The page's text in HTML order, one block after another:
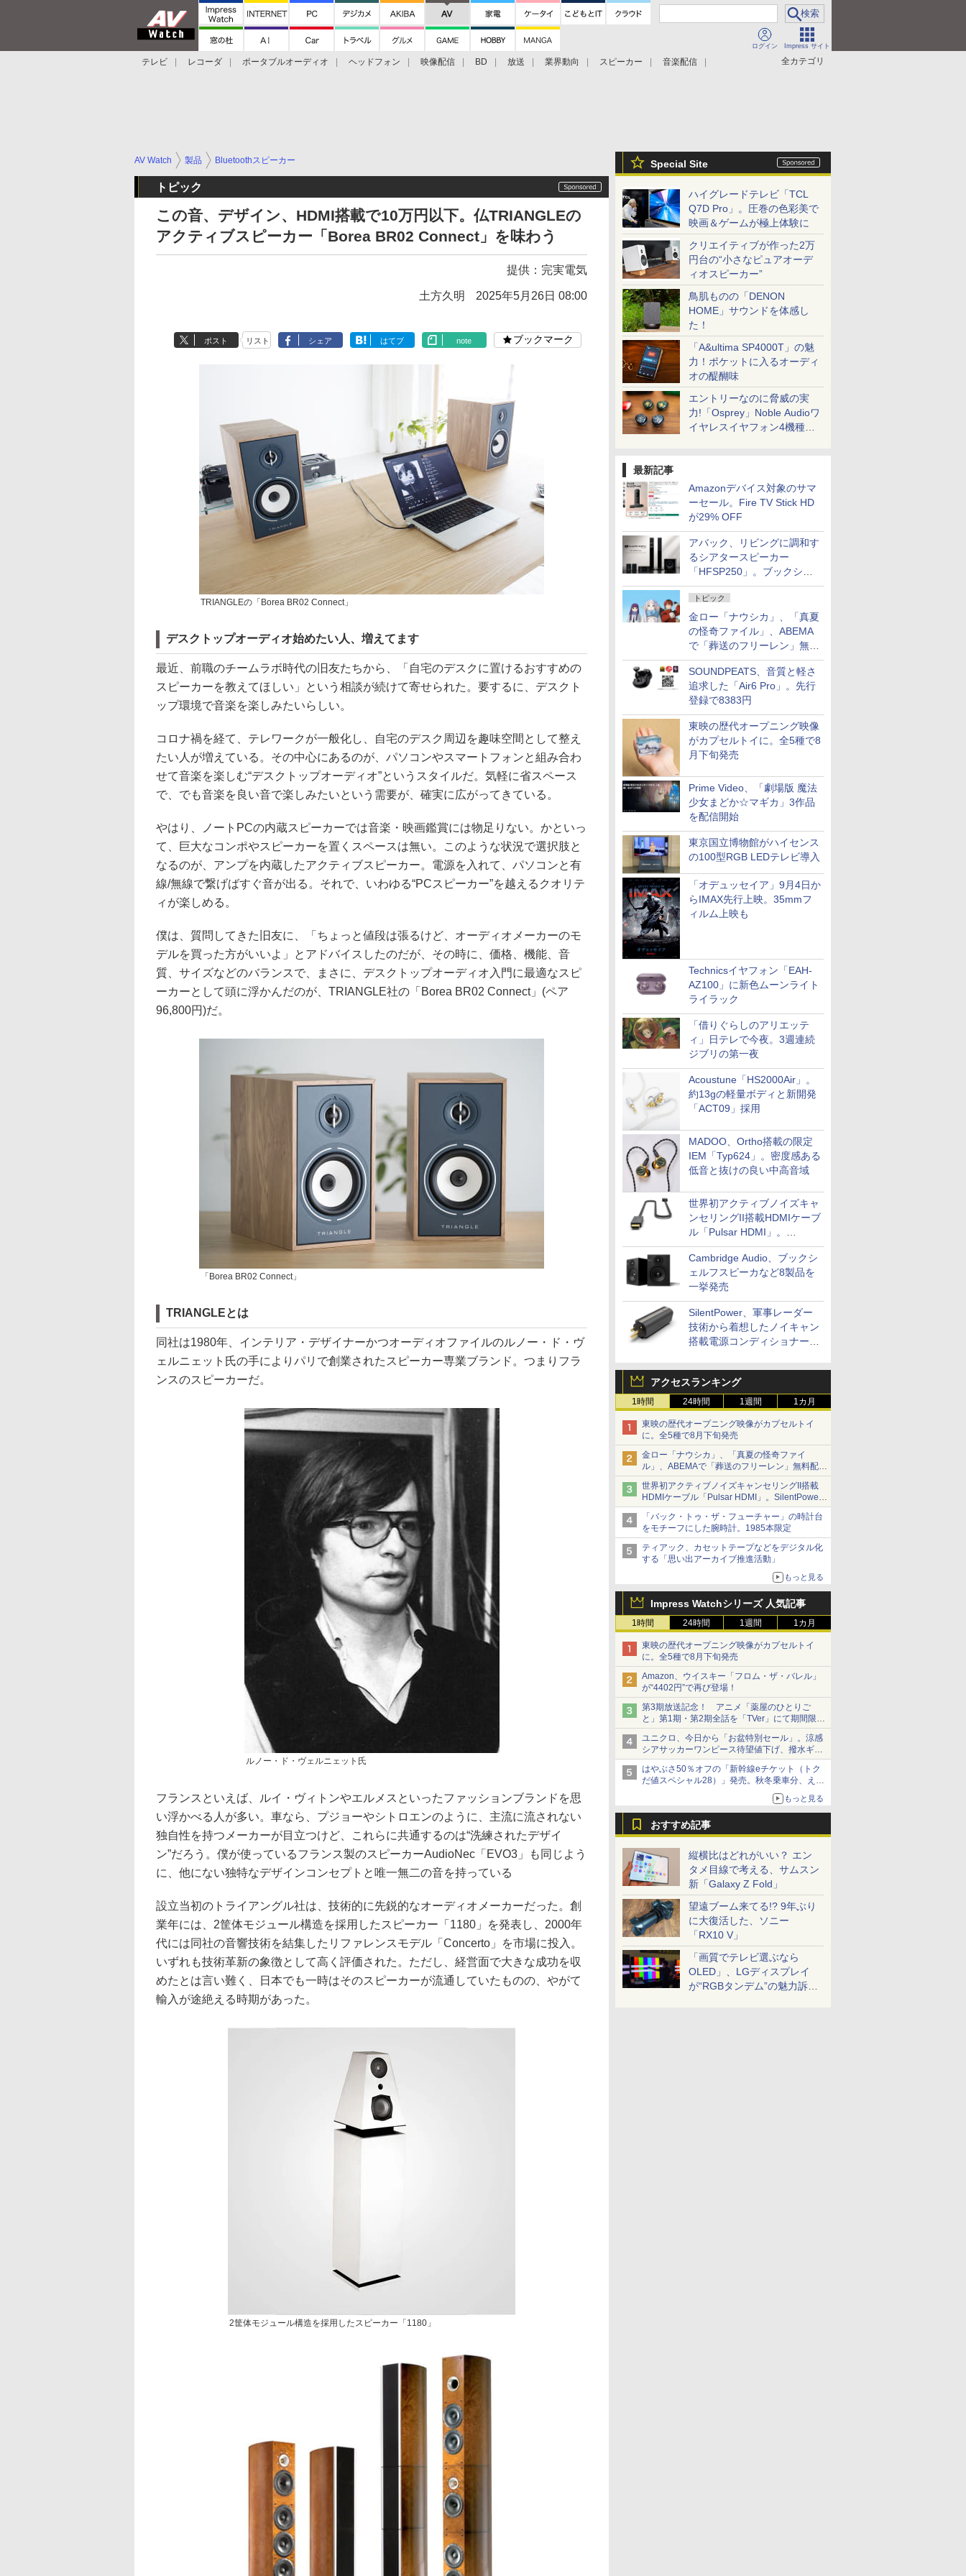
ログイン Impress サイト
全カテゴリ
テレビ レコーダ ポータブルオーディオ ヘッドフォン 映像配信 BD 放送 業界動向 スピーカー
音楽配信
Special Site
ハイグレードテレビ「TCL
Q7D Pro」。圧巻の色彩美で
映画＆ゲームが極上体験に
クリエイティブが作った2万
円台の“小さなピュアオーデ
ィオスピーカー”
鳥肌ものの「DENON
HOME」サウンドを体感し
た！
「A&ultima SP4000T」の魅
力！ポケットに入るオーディ
オの醍醐味
エントリーなのに脅威の実
力!「Osprey」Noble Audioワ
イヤレスイヤフォン4機種を
最新記事
Amazonデバイス対象のサマ
ーセール。Fire TV Stick HD
が29% OFF
アバック、リビングに調和す
るシアタースピーカー
「HFSP250」。ブックシェ
ルフはペア3万円以下
トピック
金ロー「ナウシカ」、「真夏
の怪奇ファイル」、ABEMA
で「葬送のフリーレン」無料
配信など。夏の特番・配信情
報
SOUNDPEATS、音質と軽さ
追求した「Air6 Pro」。先行
登録で8383円
東映の歴代オープニング映像
がカプセルトイに。全5種で8
月下旬発売
Prime Video、「劇場版 魔法
少女まどか☆マギカ」3作品
を配信開始
東京国立博物館がハイセンス
の100型RGB LEDテレビ導入
「オデュッセイア」9月4日か
らIMAX先行上映。35mmフ
ィルム上映も
Technicsイヤフォン「EAH-
AZ100」に新色ムーンライト
ライラック
「借りぐらしのアリエッテ
ィ」日テレで今夜。3週連続
ジブリの第一夜
Acoustune「HS2000Air」。
約13gの軽量ボディと新開発
「ACT09」採用
MADOO、Ortho搭載の限定
IEM「Typ624」。密度感ある
低音と抜けの良い中高音域
世界初アクティブノイズキャ
ンセリングII搭載HDMIケーブ
ル「Pulsar HDMI」。
SilentPowerから
Cambridge Audio、ブックシ
ェルフスピーカなど8製品を
一挙発売
SilentPower、軍事レーダー
技術から着想したノイキャン
搭載電源コンディショナー
アクセスランキング
1時間 24時間 1週間 1カ月
東映の歴代オープニング映像がカプセルトイ
に。全5種で8月下旬発売
金ロー「ナウシカ」、「真夏の怪奇ファイ
ル」、ABEMAで「葬送のフリーレン」無料配信
など。夏の特番・配信情報
世界初アクティブノイズキャンセリングII搭載
HDMIケーブル「Pulsar HDMI」。SilentPower
から
「バック・トゥ・ザ・フューチャー」の時計台
をモチーフにした腕時計。1985本限定
ティアック、カセットテープなどをデジタル化
する「思い出アーカイブ推進活動」
もっと見る
Impress Watchシリーズ 人気記事
1時間 24時間 1週間 1カ月
東映の歴代オープニング映像がカプセルトイ
に。全5種で8月下旬発売
Amazon、ウイスキー「フロム・ザ・バレル」
が“4402円”で再び登場！
第3期放送記念！ アニメ「薬屋のひとりご
と」第1期・第2期全話を「TVer」にて期間限定
で順次無料配信開始
ユニクロ、今日から「お盆特別セール」。涼感
シアサッカーワンピース待望値下げ、撥水ギア
ショーツは1990円に
はやぶさ50％オフの「新幹線eチケット（トク
だ値スペシャル28）」発売。秋冬乗車分、えき
もっと見る
おすすめ記事
縦横比はどれがいい？ エン
タメ目線で考える、サムスン
新「Galaxy Z Fold」
望遠ブーム来てる!? 9年ぶり
に大復活した、ソニー
「RX10 V」
「画質でテレビ選ぶなら
OLED」、LGディスプレイ
が“RGBタンデム”の魅力訴
AV Watch 製品 Bluetoothスピーカー
トピック
この音、デザイン、HDMI搭載で10万円以下。仏TRIANGLEの
アクティブスピーカー「Borea BR02 Connect」を味わう
提供： 完実電気
土方久明 2025年5月26日 08:00
ポスト リスト シェア はてブ note ブックマーク
TRIANGLEの「Borea BR02 Connect」
デスクトップオーディオ始めたい人、増えてます
最近、前職のチームラボ時代の旧友たちから、「自宅のデスクに置けるおすすめの
スピーカーを教えてほしい」という相談が続けて寄せられた。要するに、デスクト
ップ環境で音楽を楽しみたいらしい。
コロナ禍を経て、テレワークが一般化し、自宅のデスク周辺を趣味空間として整え
たい人が増えている。その中心にあるのが、パソコンやスマートフォンと組み合わ
せて音楽を楽しむ“デスクトップオーディオ”というスタイルだ。気軽に省スペース
で、でも音楽を良い音で楽しみたいという需要が、確実に広がってきている。
やはり、ノートPCの内蔵スピーカーでは音楽・映画鑑賞には物足りない。かといっ
て、巨大なコンポやスピーカーを置くスペースは無い。このような状況で選択肢と
なるのが、アンプを内蔵したアクティブスピーカー。電源を入れて、パソコンと有
線/無線で繋げばすぐ音が出る。それで、いわゆる“PCスピーカー”を越えるクオリテ
ィが楽しめる。
僕は、質問してきた旧友に、「ちょっと値段は張るけど、オーディオメーカーのモ
デルを買った方がいいよ」とアドバイスしたのだが、その時に、価格、機能、音
質、サイズなどのバランスで、まさに、デスクトップオーディオ入門に最適なスピ
ーカーとして頭に浮かんだのが、TRIANGLE社の「Borea BR02 Connect」(ペア
96,800円)だ。
「Borea BR02 Connect」
TRIANGLEとは
同社は1980年、インテリア・デザイナーかつオーディオファイルのルノー・ド・ヴ
ェルニェット氏の手によりパリで創業されたスピーカー専業ブランド。つまりフラ
ンスのスピーカーだ。
ルノー・ド・ヴェルニェット氏
フランスといえば、ルイ・ヴィトンやエルメスといったファッションブランドを思
い浮かべる人が多い。車なら、プジョーやシトロエンのように、主流に流されない
独自性を持つメーカーが目立つけど、これらに共通するのは“洗練されたデザイ
ン”だろう。僕が使っているフランス製のスピーカーAudioNec「EVO3」も同じよう
に、他にない独特なデザインコンセプトと唯一無二の音を持っている
設立当初のトライアングル社は、技術的に先鋭的なオーディオメーカーだった。創
業年には、2筐体モジュール構造を採用したスピーカー「1180」を発表し、2000年
代には同社の音響技術を結集したリファレンスモデル「Concerto」を市場に投入。
いずれも技術革新の象徴として高く評価された。ただし、経営面で大きな成功を収
めたとは言い難く、日本でも一時はそのスピーカーが流通していたものの、やがて
輸入が途絶える時期があった。
2筐体モジュール構造を採用したスピーカー「1180」